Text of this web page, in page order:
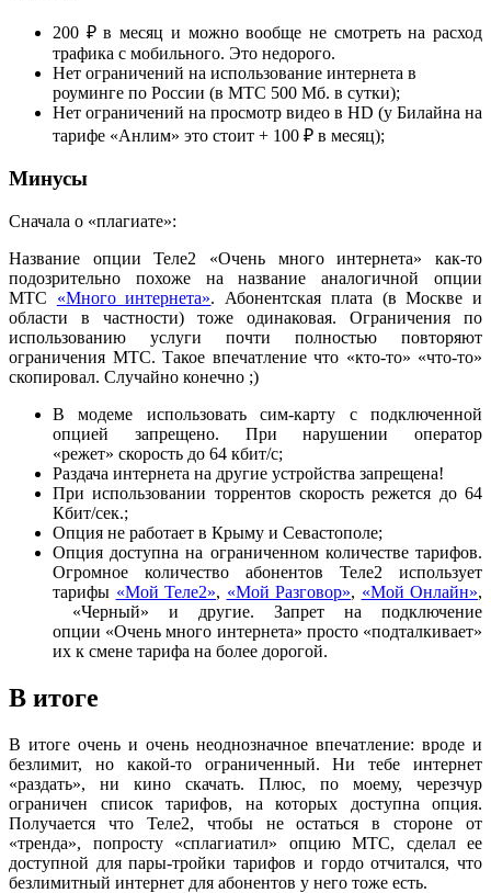
200 ₽ в месяц и можно вообще не смотреть на расход
трафика с мобильного. Это недорого.
Нет ограничений на использование интернета в
роуминге по России (в МТС 500 Мб. в сутки);
Нет ограничений на просмотр видео в HD (у Билайна на
тарифе «Анлим» это стоит + 100 ₽ в месяц);
Минусы
Сначала о «плагиате»:
Название опции Теле2 «Очень много интернета» как-то
подозрительно похоже на название аналогичной опции
МТС «Много интернета». Абонентская плата (в Москве и
области в частности) тоже одинаковая. Ограничения по
использованию услуги почти полностью повторяют
ограничения МТС. Такое впечатление что «кто-то» «что-то»
скопировал. Случайно конечно ;)
В модеме использовать сим-карту с подключенной
опцией запрещено. При нарушении оператор
«режет» скорость до 64 кбит/с;
Раздача интернета на другие устройства запрещена!
При использовании торрентов скорость режется до 64
Кбит/сек.;
Опция не работает в Крыму и Севастополе;
Опция доступна на ограниченном количестве тарифов.
Огромное количество абонентов Теле2 использует
тарифы «Мой Теле2», «Мой Разговор», «Мой Онлайн»,
«Черный» и другие. Запрет на подключение
опции «Очень много интернета» просто «подталкивает»
их к смене тарифа на более дорогой.
В итоге
В итоге очень и очень неоднозначное впечатление: вроде и
безлимит, но какой-то ограниченный. Ни тебе интернет
«раздать», ни кино скачать. Плюс, по моему, черезчур
ограничен список тарифов, на которых доступна опция.
Получается что Теле2, чтобы не остаться в стороне от
«тренда», попросту «сплагиатил» опцию МТС, сделал ее
доступной для пары-тройки тарифов и гордо отчитался, что
безлимитный интернет для абонентов у него тоже есть.